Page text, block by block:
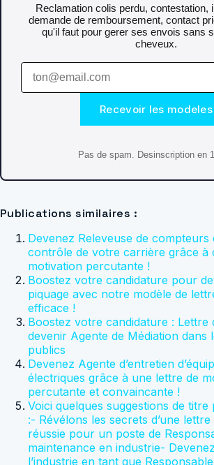
Reclamation colis perdu, contestation,
demande de remboursement, contact
qu'il faut pour gerer ses envois sans
cheveux.
Recevoir les modeles
Pas de spam. Desinscription en
Publications similaires :
Devenez Releveuse de compteurs
contrôle de votre carrière grâce à
motivation percutante !
Boostez votre candidature pour
piquage avec notre modèle de
efficace !
Boostez votre candidature : Lettre
devenir Agente de Médiation dans
publics
Devenez Agente d’entretien
électriques grâce à une lettre de
percutante et convaincante !
Voici quelques suggestions de
:- Révélons les secrets d’une
réussie pour un poste de
maintenance en industrie-
l’industrie en tant que